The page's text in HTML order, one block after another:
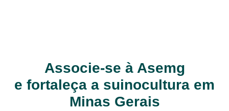
Associe-se à Asemg
e fortaleça a suinocultura em
Minas Gerais